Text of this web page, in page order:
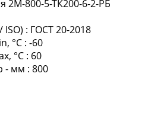
ISO) : ГОСТ 20-2018
°C : -60
°C : 60
- мм : 800